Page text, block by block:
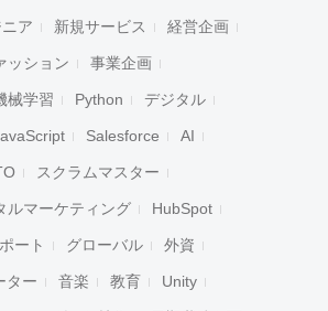
ア 新規サービス 経営企画
ッション 事業企画
械学習 Python デジタル
Salesforce AI
スクラムマスター
ルマーケティング HubSpot
ート グローバル 外資
ター 音楽 教育 Unity